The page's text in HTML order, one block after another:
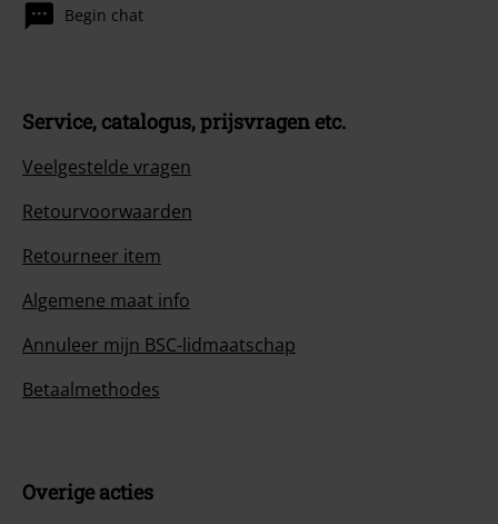
Begin chat
Service, catalogus, prijsvragen etc.
Veelgestelde vragen
Retourvoorwaarden
Retourneer item
Algemene maat info
Annuleer mijn BSC-lidmaatschap
Betaalmethodes
Overige acties